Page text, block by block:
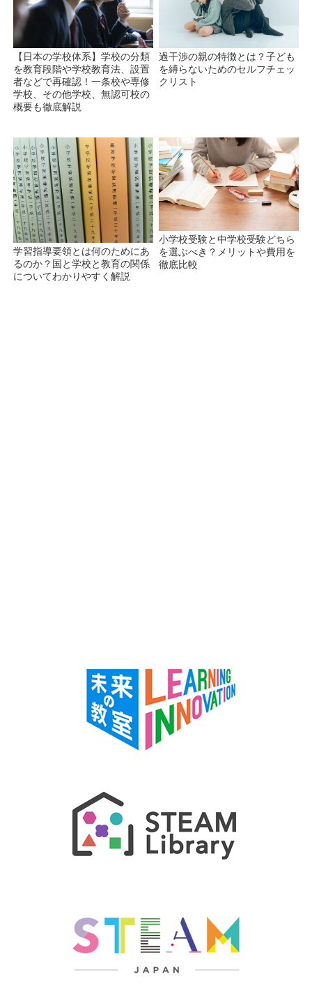
【日本の学校体系】学校の分類
を教育段階や学校教育法、設置
者などで再確認！一条校や専修
学校、その他学校、無認可校の
概要も徹底解説
過干渉の親の特徴とは？子ども
を縛らないためのセルフチェッ
クリスト
学習指導要領とは何のためにあ
るのか？国と学校と教育の関係
についてわかりやすく解説
小学校受験と中学校受験どちら
を選ぶべき？メリットや費用を
徹底比較